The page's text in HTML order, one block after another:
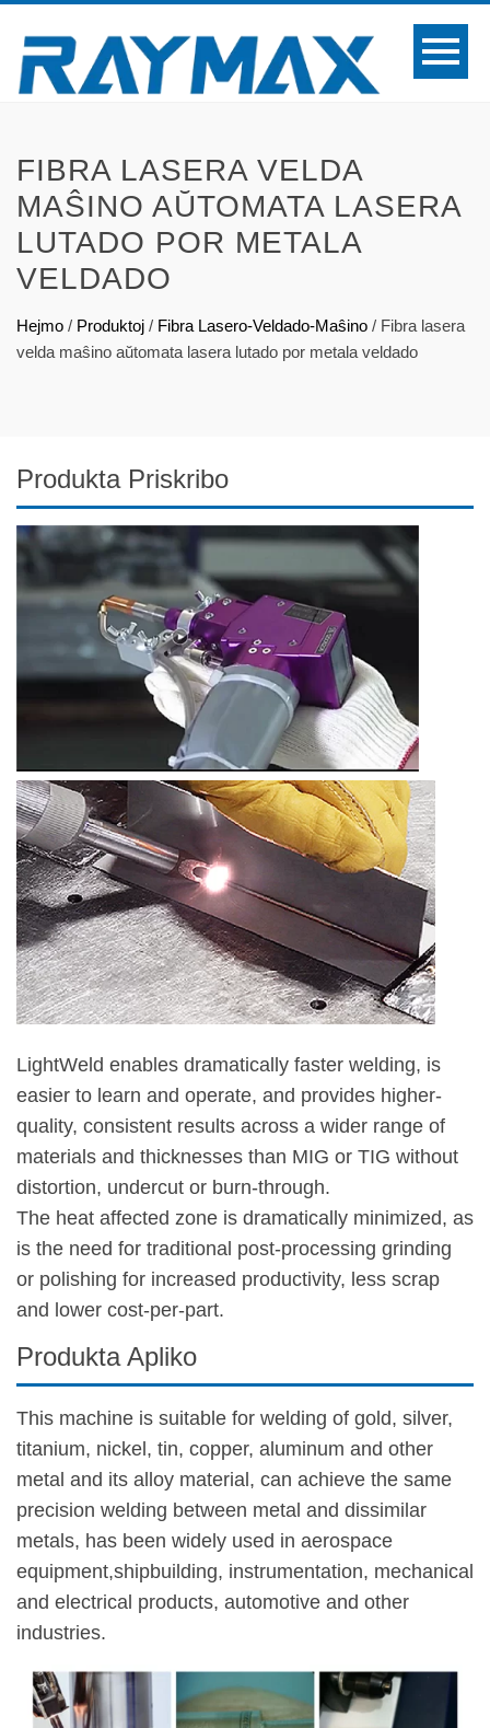
FIBRA LASERA VELDA
MAŜINO AŬTOMATA LASERA
LUTADO POR METALA
VELDADO
Hejmo / Produktoj / Fibra Lasero-Veldado-Maŝino / Fibra lasera
velda maŝino aŭtomata lasera lutado por metala veldado
Produkta Priskribo
LightWeld enables dramatically faster welding, is
easier to learn and operate, and provides higher-
quality, consistent results across a wider range of
materials and thicknesses than MIG or TIG without
distortion, undercut or burn-through.
The heat affected zone is dramatically minimized, as
is the need for traditional post-processing grinding
or polishing for increased productivity, less scrap
and lower cost-per-part.
Produkta Apliko
This machine is suitable for welding of gold, silver,
titanium, nickel, tin, copper, aluminum and other
metal and its alloy material, can achieve the same
precision welding between metal and dissimilar
metals, has been widely used in aerospace
equipment,shipbuilding, instrumentation, mechanical
and electrical products, automotive and other
industries.